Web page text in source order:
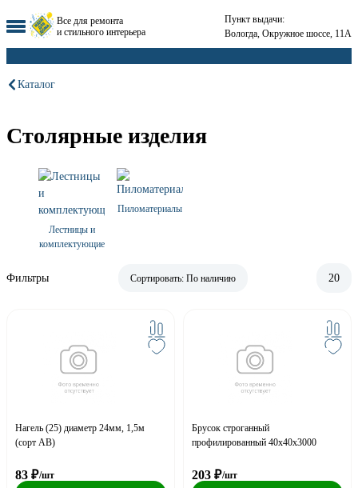
Все для ремонта
и стильного интерьера
Пункт выдачи:
Вологда, Окружное шоссе, 11А
Каталог
Столярные изделия
Лестницы и
комплектующие
Пиломатериалы
Фильтры Сортировать: По наличию 20
Нагель (25) диаметр 24мм, 1,5м
(сорт АВ)
83 ₽/шт
Брусок строганный
профилированный 40х40х3000
203 ₽/шт